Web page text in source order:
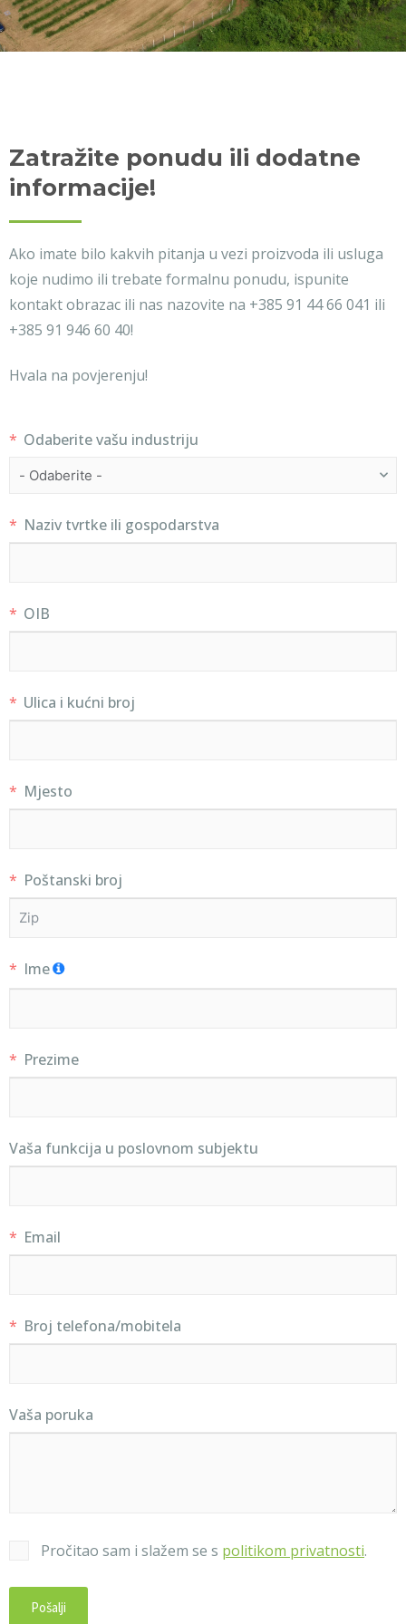
Zatražite ponudu ili dodatne
informacije!
Ako imate bilo kakvih pitanja u vezi proizvoda ili usluga
koje nudimo ili trebate formalnu ponudu, ispunite
kontakt obrazac ili nas nazovite na +385 91 44 66 041 ili
+385 91 946 60 40!
Hvala na povjerenju!
Odaberite vašu industriju
Naziv tvrtke ili gospodarstva
OIB
Ulica i kućni broj
Mjesto
Poštanski broj
Ime
Prezime
Vaša funkcija u poslovnom subjektu
Email
Broj telefona/mobitela
Vaša poruka
Pročitao sam i slažem se s politikom privatnosti.
Pošalji